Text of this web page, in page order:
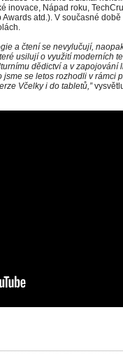
inovace, Nápad roku,
atd.). V současné
a čtení se nevylučují,
usilují o využití moderních
dědictví a v zapojování
se letos rozhodli v rámci
Včelky i do tabletů,”